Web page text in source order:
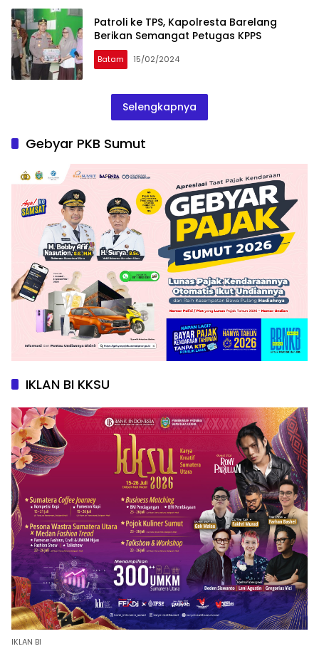
Patroli ke TPS, Kapolresta Barelang
Berikan Semangat Petugas KPPS
Batam 15/02/2024
Selengkapnya
Gebyar PKB Sumut
IKLAN BI KKSU
IKLAN BI